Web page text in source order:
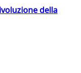
della